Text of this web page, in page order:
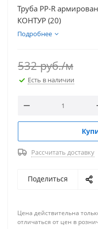
Труба PP-R
КОНТУР (20)
Подробнее
532руб./м
Есть в наличии
Рассчитать доставку
Поделиться
Цена действительна
отличаться от цен в